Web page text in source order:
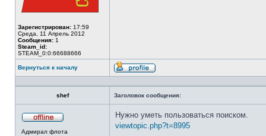
Зарегистрирован: 17:59
Среда, 11 Апрель 2012
Сообщения: 1
Steam_id:
STEAM_0:0:66688666
Вернуться к началу
Профиль
shef
Заголовок сообщения:
в
Адмирал флота
Нужно уметь пользоваться поиском.
viewtopic.php?t=8995